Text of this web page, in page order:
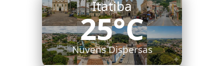
Itatiba
25°C
Nuvens Dispersas